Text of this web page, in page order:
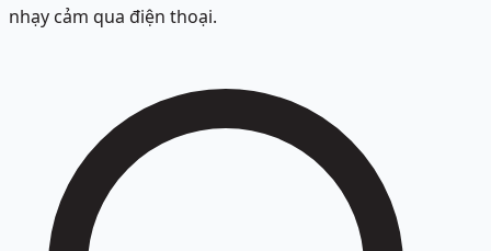
nhạy cảm qua điện thoại.